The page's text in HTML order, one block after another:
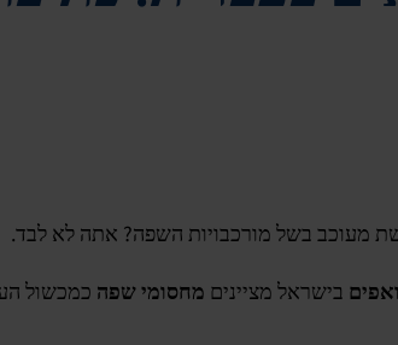
מעוכב בשל מורכבויות השפה? אתה לא לבד.
בישראל מציינים מחסומי שפה כמכשול